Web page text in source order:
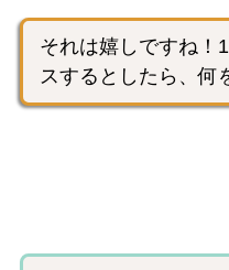
それは嬉しですね！
スするとしたら、何